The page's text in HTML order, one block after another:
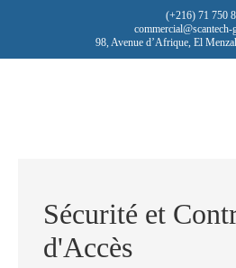
(+216) 71 750
98, Avenue d’Afrique, El
Sécurité et
d'Accès